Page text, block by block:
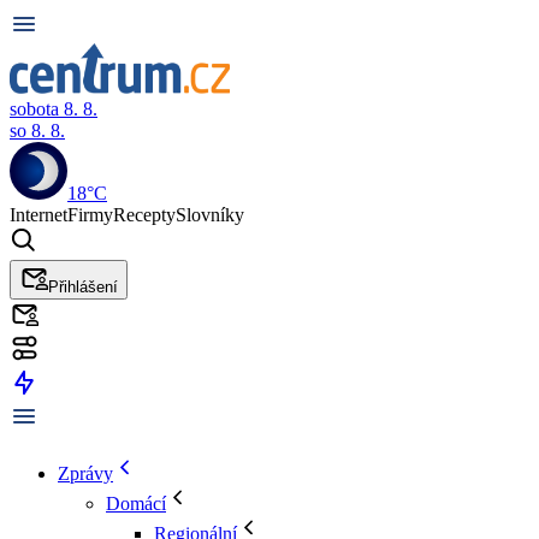
sobota 8. 8.
so 8. 8.
18°C
InternetFirmyReceptySlovníky
Přihlášení
Zprávy
Domácí
Regionální